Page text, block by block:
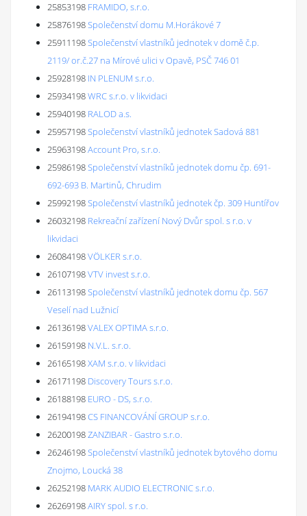
25853198 FRAMIDO, s.r.o.
25876198Společenství domu M.Horákové 7
25911198Společenství vlastníků jednotek v domě č.p.
2119/ or.č.27 na Mírové ulici v Opavě, PSČ 746 01
25928198 IN PLENUM s.r.o.
25934198WRC s.r.o. v likvidaci
25940198 RALOD a.s.
25957198Společenství vlastníků jednotek Sadová 881
25963198Account Pro, s.r.o.
25986198Společenství vlastníků jednotek domu čp. 691-
692-693 B. Martinů, Chrudim
25992198Společenství vlastníků jednotek čp. 309 Huntířov
26032198 Rekreační zařízení Nový Dvůr spol. s r.o. v
likvidaci
26084198VÖLKER s.r.o.
26107198VTV invest s.r.o.
26113198Společenství vlastníků jednotek domu čp. 567
Veselí nad Lužnicí
26136198VALEX OPTIMA s.r.o.
26159198 N.V.L. s.r.o.
26165198XAM s.r.o. v likvidaci
26171198 Discovery Tours s.r.o.
26188198 EURO - DS, s.r.o.
26194198CS FINANCOVÁNÍ GROUP s.r.o.
26200198ZANZIBAR - Gastro s.r.o.
26246198Společenství vlastníků jednotek bytového domu
Znojmo, Loucká 38
26252198 MARK AUDIO ELECTRONIC s.r.o.
26269198AIRY spol. s r.o.